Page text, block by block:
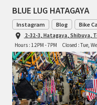
BLUE LUG HATAGAYA
Instagram Blog Bike
2-32-3, Hatagaya, Shibuya,
Hours : 12PM - 7PM
Closed : Tue,